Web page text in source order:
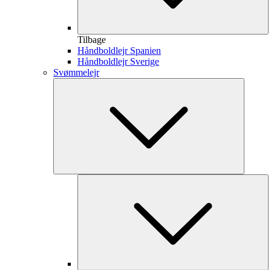
Tilbage
Håndboldlejr Spanien
Håndboldlejr Sverige
Svømmelejr